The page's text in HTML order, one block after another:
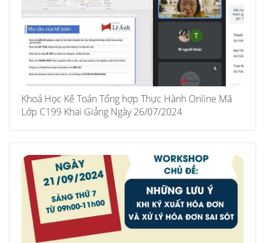
Khoá Học Kế Toán Tổng hợp Thực Hành Online Mã
Lớp C199 Khai Giảng Ngày 26/07/2024